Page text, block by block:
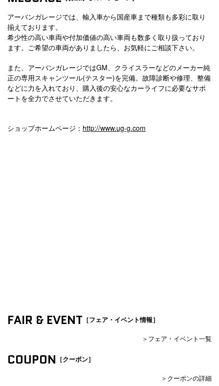
アーバンガレージでは、輸入車から国産車まで種類も多彩に取り
揃えております。
希少性の高い車両や付加価値の高い車両も数多く取り扱っており
ます。ご希望の車両がありましたら、お気軽にご相談下さい。
また、アーバンガレージではGM、クライスラーなどのメーカー純
正の専用スキャンツール(テスター)を完備。故障診断や修理、整備
などに力を入れており、購入後の安心なカーライフに必要なサポ
ートを全力でさせていただきます。
ショップホームページ： http://www.ug-g.com
FAIR & EVENT ［フェア・イベント情報］
＞フェア・イベント一覧
COUPON ［クーポン］
＞クーポンの詳細